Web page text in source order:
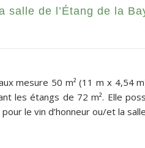
salle de l’Étang de la
mesure 50 m² (11 m x 4,54
les étangs de 72 m². Elle
le vin d’honneur ou/et la